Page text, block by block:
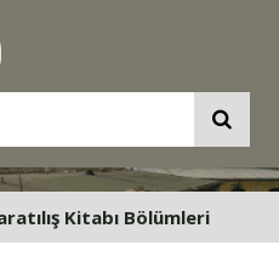
Kitabı Bölümleri